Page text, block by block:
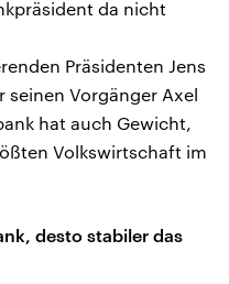
da nicht
Präsidenten Jens
seinen Vorgänger Axel
hat auch Gewicht,
Volkswirtschaft im
desto stabiler das